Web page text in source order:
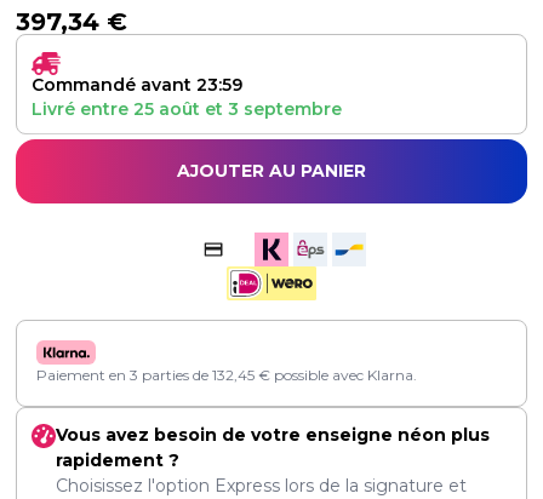
397,34 €
Commandé avant 23:59
Livré entre 25 août et 3 septembre
AJOUTER AU PANIER
Paiement en 3 parties de 132,45 € possible avec Klarna.
Vous avez besoin de votre enseigne néon plus
rapidement ?
Choisissez l'option Express lors de la signature et